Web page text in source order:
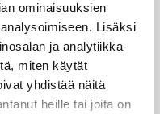
ominaisuuksien
Lisäksi
ja analytiikka-
miten käytät
yhdistää näitä
heille tai joita on
uudet säännöt
– esimerkit